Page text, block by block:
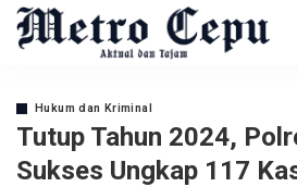
Hukum dan Kriminal
Tutup Tahun 2024,
Sukses Ungkap 117